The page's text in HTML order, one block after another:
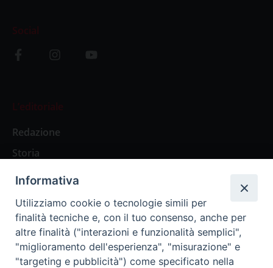
Social
L’editoriale
Redazione
Storia
Abbonamenti
Abbonamento Annuale Digitale
Abbonamento Annuale Cartaceo
Informativa
Utilizziamo cookie o tecnologie simili per
finalità tecniche e, con il tuo consenso, anche per
altre finalità ("interazioni e funzionalità semplici",
"miglioramento dell'esperienza", "misurazione" e
"targeting e pubblicità") come specificato nella